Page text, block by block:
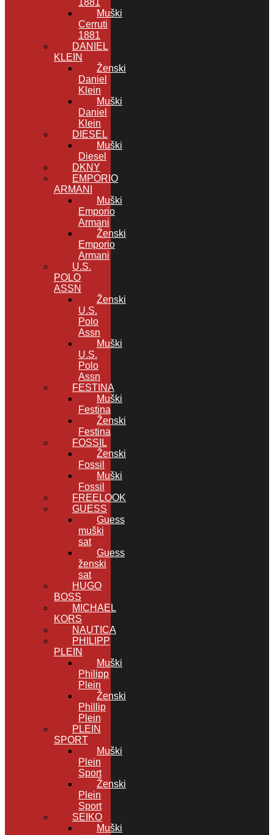
Muški
Cerruti
1881
DANIEL
KLEIN
Ženski
Daniel
Klein
Muški
Daniel
Klein
DIESEL
Muški
Diesel
DKNY
EMPORIO
ARMANI
Muški
Emporio
Armani
Ženski
Emporio
Armani
U.S.
POLO
ASSN
Ženski
U.S.
Polo
Assn
Muški
U.S.
Polo
Assn
FESTINA
Muški
Festina
Ženski
Festina
FOSSIL
Ženski
Fossil
Muški
Fossil
FREELOOK
GUESS
Guess
muški
sat
Guess
ženski
sat
HUGO
BOSS
MICHAEL
KORS
NAUTICA
PHILIPP
PLEIN
Muški
Philipp
Plein
Ženski
Phillip
Plein
PLEIN
SPORT
Muški
Plein
Sport
Ženski
Plein
Sport
SEIKO
Muški